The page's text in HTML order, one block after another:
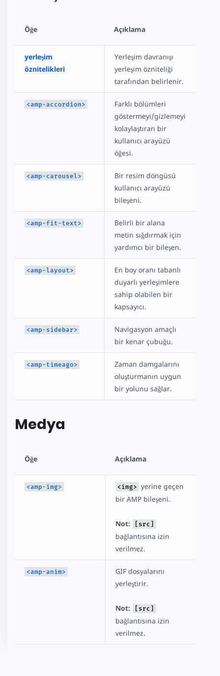
Öğe Açıklama
yerleşim
öznitelikleri
Yerleşim davranışı
yerleşim özniteliği
tarafından belirlenir.
<amp-accordion>
Farklı bölümleri
göstermeyi/gizlemeyi
kolaylaştıran bir
kullanıcı arayüzü
öğesi.
<amp-carousel>
Bir resim döngüsü
kullanıcı arayüzü
bileşeni.
<amp-fit-text>
Belirli bir alana
metin sığdırmak için
yardımcı bir bileşen.
<amp-layout>
En boy oranı tabanlı
duyarlı yerleşimlere
sahip olabilen bir
kapsayıcı.
<amp-sidebar>
Navigasyon amaçlı
bir kenar çubuğu.
<amp-timeago>
Zaman damgalarını
oluşturmanın uygun
bir yolunu sağlar.
Medya
Öğe Açıklama
<amp-img> <img> yerine geçen
bir AMP bileşeni.
Not: [src]
bağlantısına izin
verilmez.
<amp-anim>
GIF dosyalarını
yerleştirir.
Not: [src]
bağlantısına izin
verilmez.